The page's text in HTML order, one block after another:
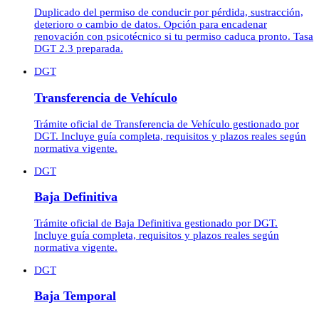
Duplicado del permiso de conducir por pérdida, sustracción,
deterioro o cambio de datos. Opción para encadenar
renovación con psicotécnico si tu permiso caduca pronto. Tasa
DGT 2.3 preparada.
DGT
Transferencia de Vehículo
Trámite oficial de Transferencia de Vehículo gestionado por
DGT. Incluye guía completa, requisitos y plazos reales según
normativa vigente.
DGT
Baja Definitiva
Trámite oficial de Baja Definitiva gestionado por DGT.
Incluye guía completa, requisitos y plazos reales según
normativa vigente.
DGT
Baja Temporal